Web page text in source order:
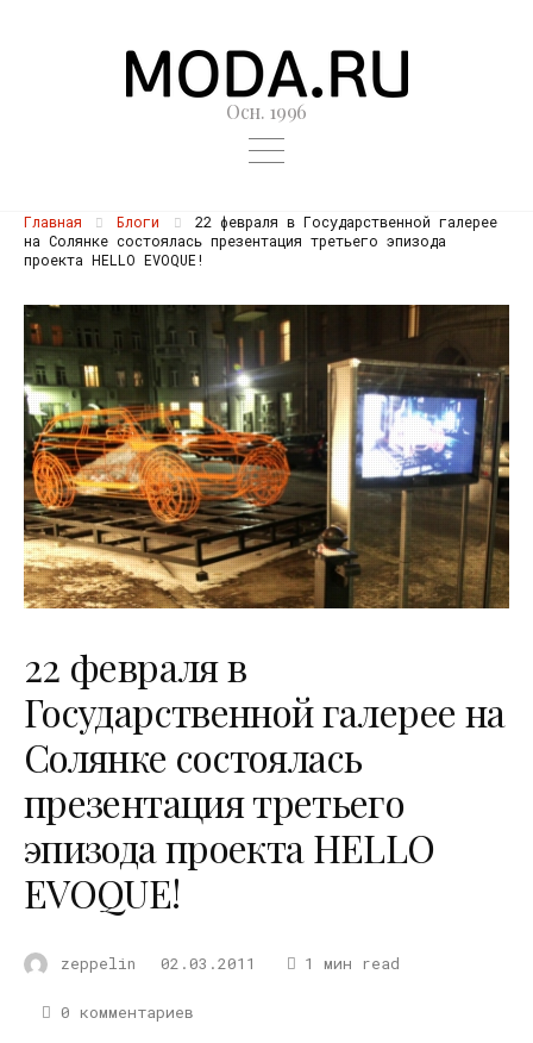
Осн. 1996
Главная Блоги
22 февраля в Государственной галерее
на Солянке состоялась презентация третьего эпизода
проекта HELLO EVOQUE!
22 февраля в
Государственной галерее на
Солянке состоялась
презентация третьего
эпизода проекта HELLO
EVOQUE!
zeppelin 02.03.2011 1 мин read
0 комментариев